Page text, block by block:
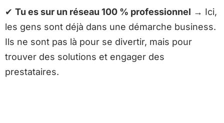
✔ Tu es sur un réseau 100 % professionnel → Ici,
les gens sont déjà dans une démarche business.
Ils ne sont pas là pour se divertir, mais pour
trouver des solutions et engager des
prestataires.